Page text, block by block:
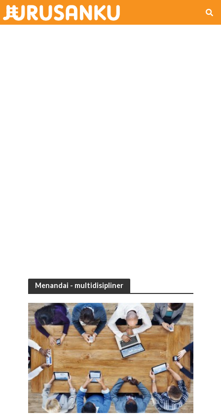
Menandai - multidisipliner